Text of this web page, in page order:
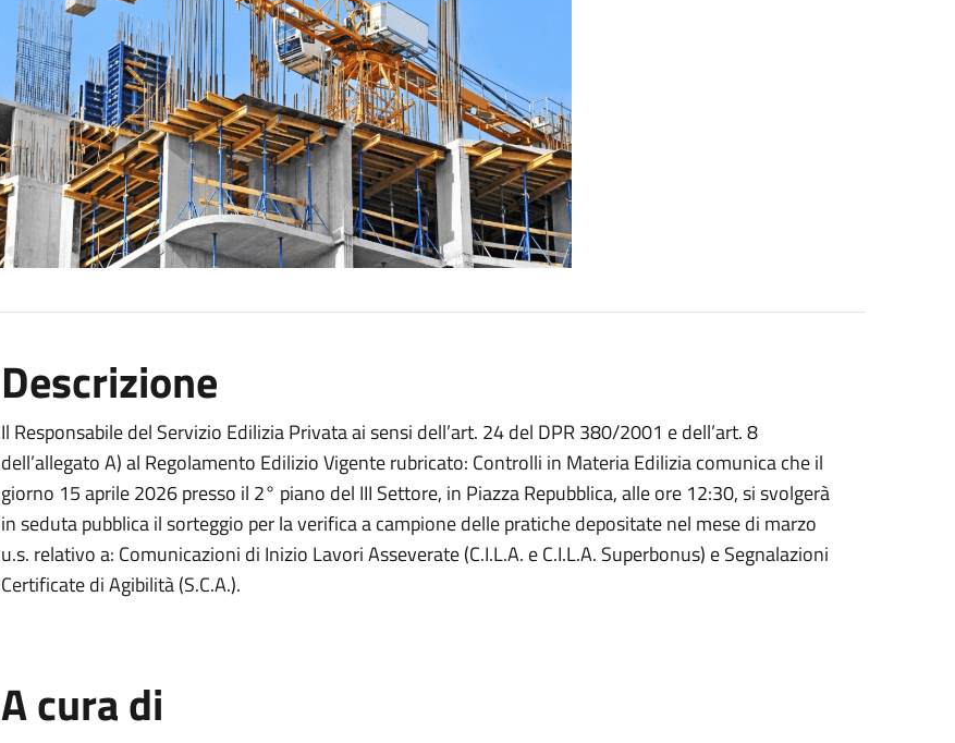
Descrizione
Il Responsabile del Servizio Edilizia Privata ai sensi dell’art. 24 del DPR 380/2001 e dell’art. 8
dell’allegato A) al Regolamento Edilizio Vigente rubricato: Controlli in Materia Edilizia comunica che il
giorno 15 aprile 2026 presso il 2° piano del III Settore, in Piazza Repubblica, alle ore 12:30, si svolgerà
in seduta pubblica il sorteggio per la verifica a campione delle pratiche depositate nel mese di marzo
u.s. relativo a: Comunicazioni di Inizio Lavori Asseverate (C.I.L.A. e C.I.L.A. Superbonus) e Segnalazioni
Certificate di Agibilità (S.C.A.).
A cura di